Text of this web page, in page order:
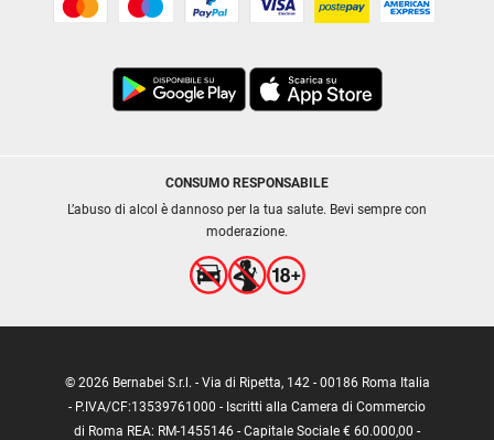
CONSUMO RESPONSABILE
L’abuso di alcol è dannoso per la tua salute. Bevi sempre con
moderazione.
© 2026 Bernabei S.r.l. - Via di Ripetta, 142 - 00186 Roma Italia
- P.IVA/CF:13539761000 - Iscritti alla Camera di Commercio
di Roma REA: RM-1455146 - Capitale Sociale € 60.000,00 -